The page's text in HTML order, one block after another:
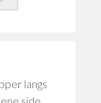
langs